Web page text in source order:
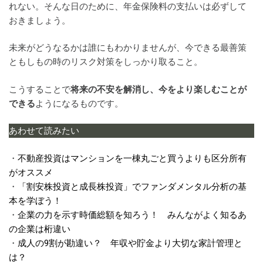
れない。そんな日のために、年金保険料の支払いは必ずして
おきましょう。
未来がどうなるかは誰にもわかりませんが、今できる最善策
ともしもの時のリスク対策をしっかり取ること。
こうすることで将来の不安を解消し、今をより楽しむことが
できるようになるものです。
あわせて読みたい
・ 不動産投資はマンションを一棟丸ごと買うよりも区分所有
がオススメ
・
「割安株投資と成長株投資」でファンダメンタル分析の基
本を学ぼう！
・ 企業の力を示す時価総額を知ろう！ みんながよく知るあ
の企業は桁違い
・ 成人の9割が勘違い？ 年収や貯金より大切な家計管理と
は？